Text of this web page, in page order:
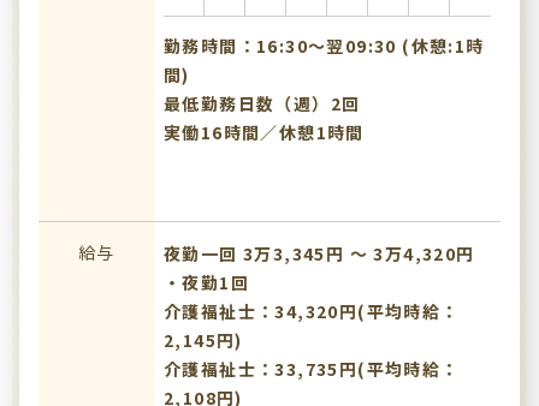
勤務時間：16:30〜翌09:30 (休憩:1時
間)
最低勤務日数（週）2回
実働16時間／休憩1時間
給与
夜勤一回 3万3,345円 〜 3万4,320円
・夜勤1回
介護福祉士：34,320円(平均時給：
2,145円)
介護福祉士：33,735円(平均時給：
2,108円)